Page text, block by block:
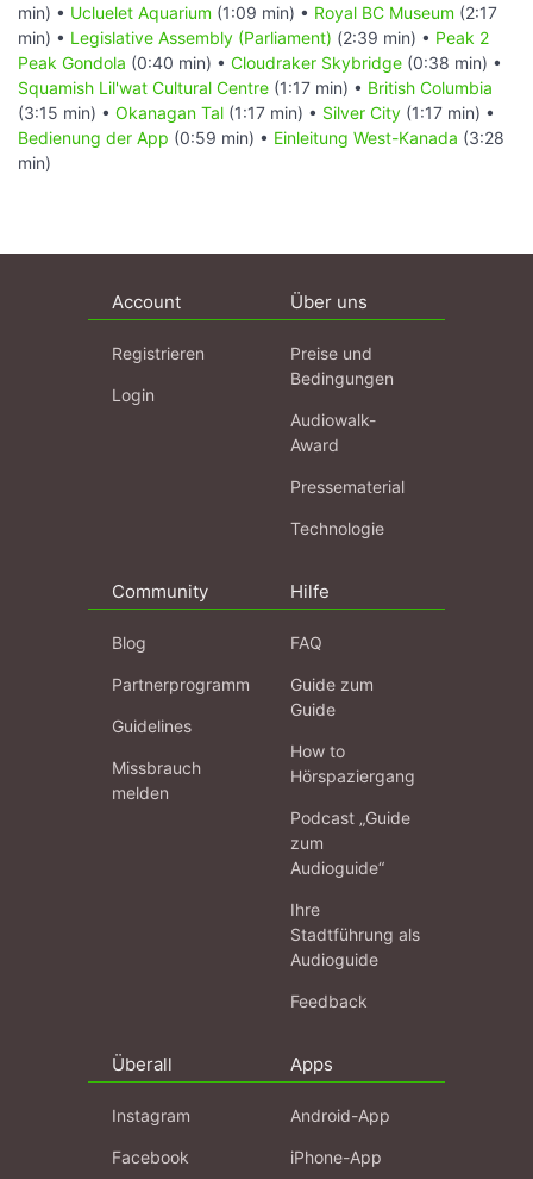
min) • Ucluelet Aquarium (1:09 min) • Royal BC Museum (2:17
min) • Legislative Assembly (Parliament) (2:39 min) • Peak 2
Peak Gondola (0:40 min) • Cloudraker Skybridge (0:38 min) •
Squamish Lil'wat Cultural Centre (1:17 min) • British Columbia
(3:15 min) • Okanagan Tal (1:17 min) • Silver City (1:17 min) •
Bedienung der App (0:59 min) • Einleitung West-Kanada (3:28
min)
Account
Registrieren
Login
Über uns
Preise und
Bedingungen
Audiowalk-
Award
Pressematerial
Technologie
Community
Blog
Partnerprogramm
Guidelines
Missbrauch
melden
Hilfe
FAQ
Guide zum
Guide
How to
Hörspaziergang
Podcast „Guide
zum
Audioguide“
Ihre
Stadtführung als
Audioguide
Feedback
Überall
Instagram
Facebook
Apps
Android-App
iPhone-App